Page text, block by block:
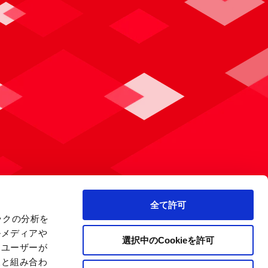
の分析を
ディアや
ーザーが
組み合わ
全て許可
選択中のCookieを許可